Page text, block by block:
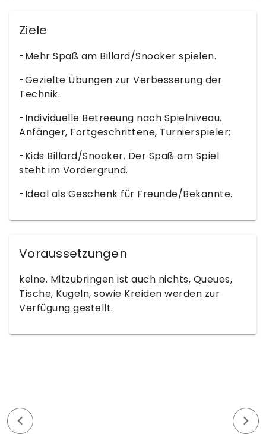
Ziele
-Mehr Spaß am Billard/Snooker spielen.
-Gezielte Übungen zur Verbesserung der
Technik.
-Individuelle Betreeung nach Spielniveau.
Anfänger, Fortgeschrittene, Turnierspieler;
-Kids Billard/Snooker. Der Spaß am Spiel
steht im Vordergrund.
-Ideal als Geschenk für Freunde/Bekannte.
Voraussetzungen
keine. Mitzubringen ist auch nichts, Queues,
Tische, Kugeln, sowie Kreiden werden zur
Verfügung gestellt.